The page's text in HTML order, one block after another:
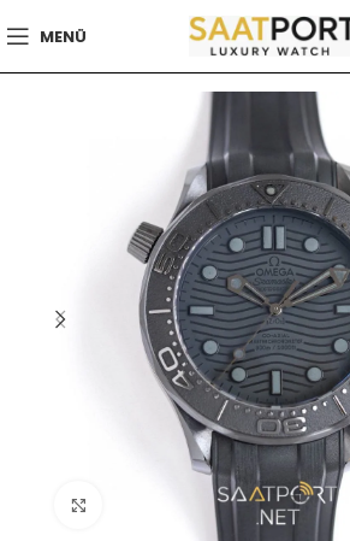
MENÜ
Büyütmek için tıklayın